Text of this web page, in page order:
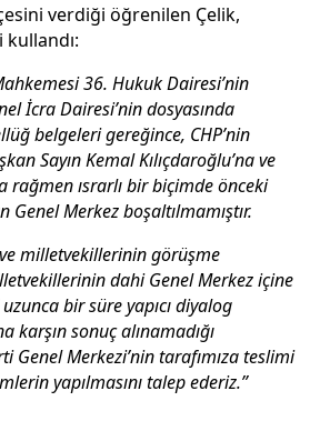
verdiği öğrenilen Çelik,
36. Hukuk Dairesi’nin
İcra Dairesi’nin dosyasında
belgeleri gereğince, CHP’nin
Sayın Kemal Kılıçdaroğlu’na ve
rağmen ısrarlı bir biçimde önceki
Merkez boşaltılmamıştır.
milletvekillerinin görüşme
dahi Genel Merkez içine
bir süre yapıcı diyalog
karşın sonuç alınamadığı
Genel Merkezi’nin tarafımıza teslimi
yapılmasını talep ederiz.”